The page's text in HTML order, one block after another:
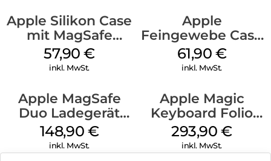
Apple Silikon Case
mit MagSafe
iPhone 14 Pro
(PRODUCT)RED
57,90€
inkl. MwSt.
Apple
Feingewebe Case
iPhone 15 Pro
MagSafe Schwarz
61,90 €
inkl. MwSt.
Apple MagSafe
Duo Ladegerät
Weiß
148,90 €
inkl. MwSt.
Apple Magic
Keyboard Folio
iPad 10.9″ (10.Gen.)
Weiß
293,90€
inkl. MwSt.